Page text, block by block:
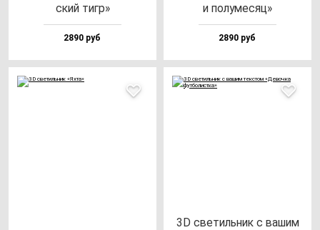
ский тигр»
2890 руб
и по­лу­ме­сяц»
2890 руб
3D све­тиль­ник с ва­шим